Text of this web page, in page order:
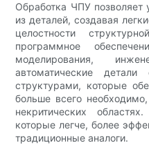
Обработка ЧПУ позволяет
из деталей, создавая
целостности
программное
моделирования,
автоматические
структурами, которые
больше всего
некритических
которые легче, более
традиционные аналоги.